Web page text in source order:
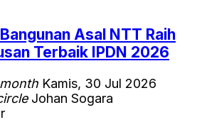
Asal NTT Raih
Terbaik IPDN 2026
Kamis, 30 Jul 2026
Johan Sogara